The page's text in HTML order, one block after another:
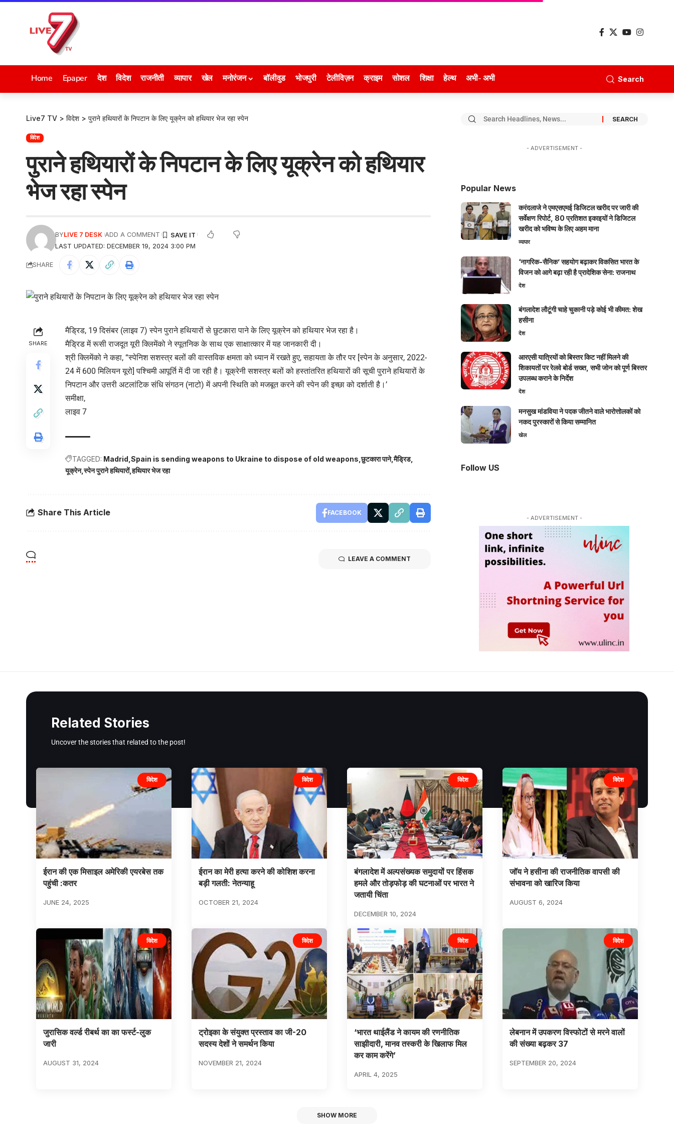
Home Epaper देश विदेश राजनीती व्यापार खेल मनोरंजन बॉलीवुड भोजपुरी टेलीविज़न क्राइम सोशल शिक्षा हेल्थ अभी- अभी Search
Live7 TV > विदेश > पुराने हथियारों के निपटान के लिए यूक्रेन को हथियार भेज रहा स्पेन
विदेश
पुराने हथियारों के निपटान के लिए यूक्रेन को हथियार
भेज रहा स्पेन
LAST UPDATED: DECEMBER 19, 2024 3:00 PM
BYLIVE 7 DESK ADD A COMMENT
SHARE
SHARE
मैड्रिड, 19 दिसंबर (लाइव 7) स्पेन पुराने हथियारों से छुटकारा पाने के लिए यूक्रेन को हथियार भेज रहा है।
मैड्रिड में रूसी राजदूत यूरी क्लिमेंको ने स्पूतनिक के साथ एक साक्षात्कार में यह जानकारी दी।
श्री क्लिमेंको ने कहा, “स्पेनिश सशस्त्र बलों की वास्तविक क्षमता को ध्यान में रखते हुए, सहायता के तौर पर [स्पेन के अनुसार, 2022-
24 में 600 मिलियन यूरो] पश्चिमी आपूर्ति में दी जा रही है। यूक्रेनी सशस्त्र बलों को हस्तांतरित हथियारों की सूची पुराने हथियारों के
निपटान और उत्तरी अटलांटिक संधि संगठन (नाटो) में अपनी स्थिति को मजबूत करने की स्पेन की इच्छा को दर्शाती है।’
समीक्षा,
लाइव 7
TAGGED: Madrid Spain is sending weapons to Ukraine to dispose of old weapons छुटकारा पाने मैड्रिड
यूक्रेन स्पेन पुराने हथियारों हथियार भेज रहा
Share This Article FACEBOOK
LEAVE A COMMENT
- ADVERTISEMENT -
Popular News
करंदलाजे ने एमएसएमई डिजिटल खरीद पर जारी की
सर्वेक्षण रिपोर्ट, 80 प्रतिशत इकाइयों ने डिजिटल
खरीद को भविष्य के लिए अहम माना
व्यापार
‘नागरिक-सैनिक’ सहयोग बढ़ाकर विकसित भारत के
विजन को आगे बढ़ा रही है प्रादेशिक सेना: राजनाथ
देश
बंगलादेश लौटूंगी चाहे चुकानी पड़े कोई भी कीमत: शेख
हसीना
देश
आरएसी यात्रियों को बिस्तर किट नहीं मिलने की
शिकायतों पर रेलवे बोर्ड सख्त, सभी जोन को पूर्ण बिस्तर
उपलब्ध कराने के निर्देश
देश
मनसुख मांडविया ने पदक जीतने वाले भारोत्तोलकों को
नकद पुरस्कारों से किया सम्मानित
खेल
Follow US
- ADVERTISEMENT -
Related Stories
Uncover the stories that related to the post!
विदेश
ईरान की एक मिसाइल अमेरिकी एयरबेस तक
पहुंची :कतर
JUNE 24, 2025
विदेश
ईरान का मेरी हत्या करने की कोशिश करना
बड़ी गलती: नेतन्याहू
OCTOBER 21, 2024
विदेश
बंगलादेश में अल्पसंख्यक समुदायों पर हिंसक
हमले और तोड़फोड़ की घटनाओं पर भारत ने
जतायी चिंता
DECEMBER 10, 2024
विदेश
जॉय ने हसीना की राजनीतिक वापसी की
संभावना को खारिज किया
AUGUST 6, 2024
विदेश
जुरासिक वर्ल्ड रीबर्थ का का फर्स्ट-लुक
जारी
AUGUST 31, 2024
विदेश
ट्रोइका के संयुक्त प्रस्ताव का जी-20
सदस्य देशों ने समर्थन किया
NOVEMBER 21, 2024
विदेश
‘भारत थाईलैंड ने कायम की रणनीतिक
साझीदारी, मानव तस्करी के खिलाफ मिल
कर काम करेंगे’
APRIL 4, 2025
विदेश
लेबनान में उपकरण विस्फोटों से मरने वालों
की संख्या बढ़कर 37
SEPTEMBER 20, 2024
SHOW MORE